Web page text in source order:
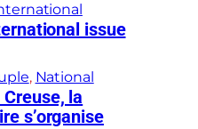
issue
, National
la
s’organise